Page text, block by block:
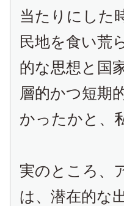
当たりにした
民地を食い荒
的な思想と国
層的かつ短期
かったかと、
実のところ、
は、潜在的な